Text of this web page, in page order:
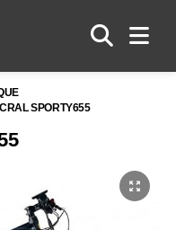
SPORTY655